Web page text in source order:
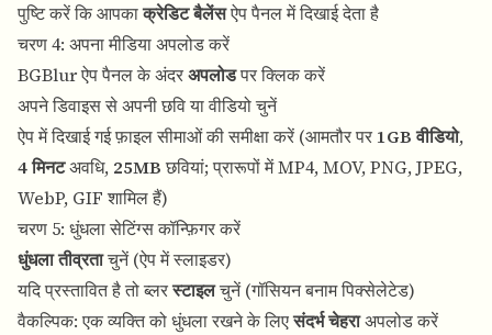
पुष्टि करें कि आपकाक्रेडिट बैलेंसऐप पैनल में दिखाई देता है
चरण 4: अपना मीडिया अपलोड करें
BGBlur ऐप पैनल के अंदरअपलोडपर क्लिक करें
अपने डिवाइस से अपनी छवि या वीडियो चुनें
ऐप में दिखाई गई फ़ाइल सीमाओं की समीक्षा करें (आमतौर पर 1GB वीडियो,
4 मिनटअवधि, 25MBछवियां; प्रारूपों में MP4, MOV, PNG, JPEG,
WebP, GIF शामिल हैं)
चरण 5: धुंधला सेटिंग्स कॉन्फ़िगर करें
धुंधला तीव्रताचुनें (ऐप में स्लाइडर)
यदि प्रस्तावित है तो ब्लरस्टाइलचुनें (गॉसियन बनाम पिक्सेलेटेड)
वैकल्पिक: एक व्यक्ति को धुंधला रखने के लिएसंदर्भ चेहराअपलोड करें